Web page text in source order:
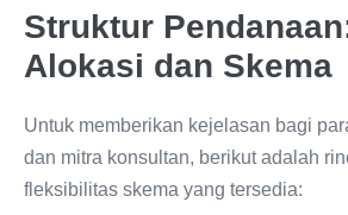
Struktur
Alokasi dan Skema
Untuk memberikan kejelasan bagi
dan mitra konsultan, berikut adalah
fleksibilitas skema yang tersedia: